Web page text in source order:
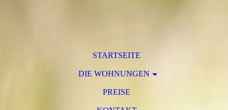
STARTSEITE
DIE WOHNUNGEN
PREISE